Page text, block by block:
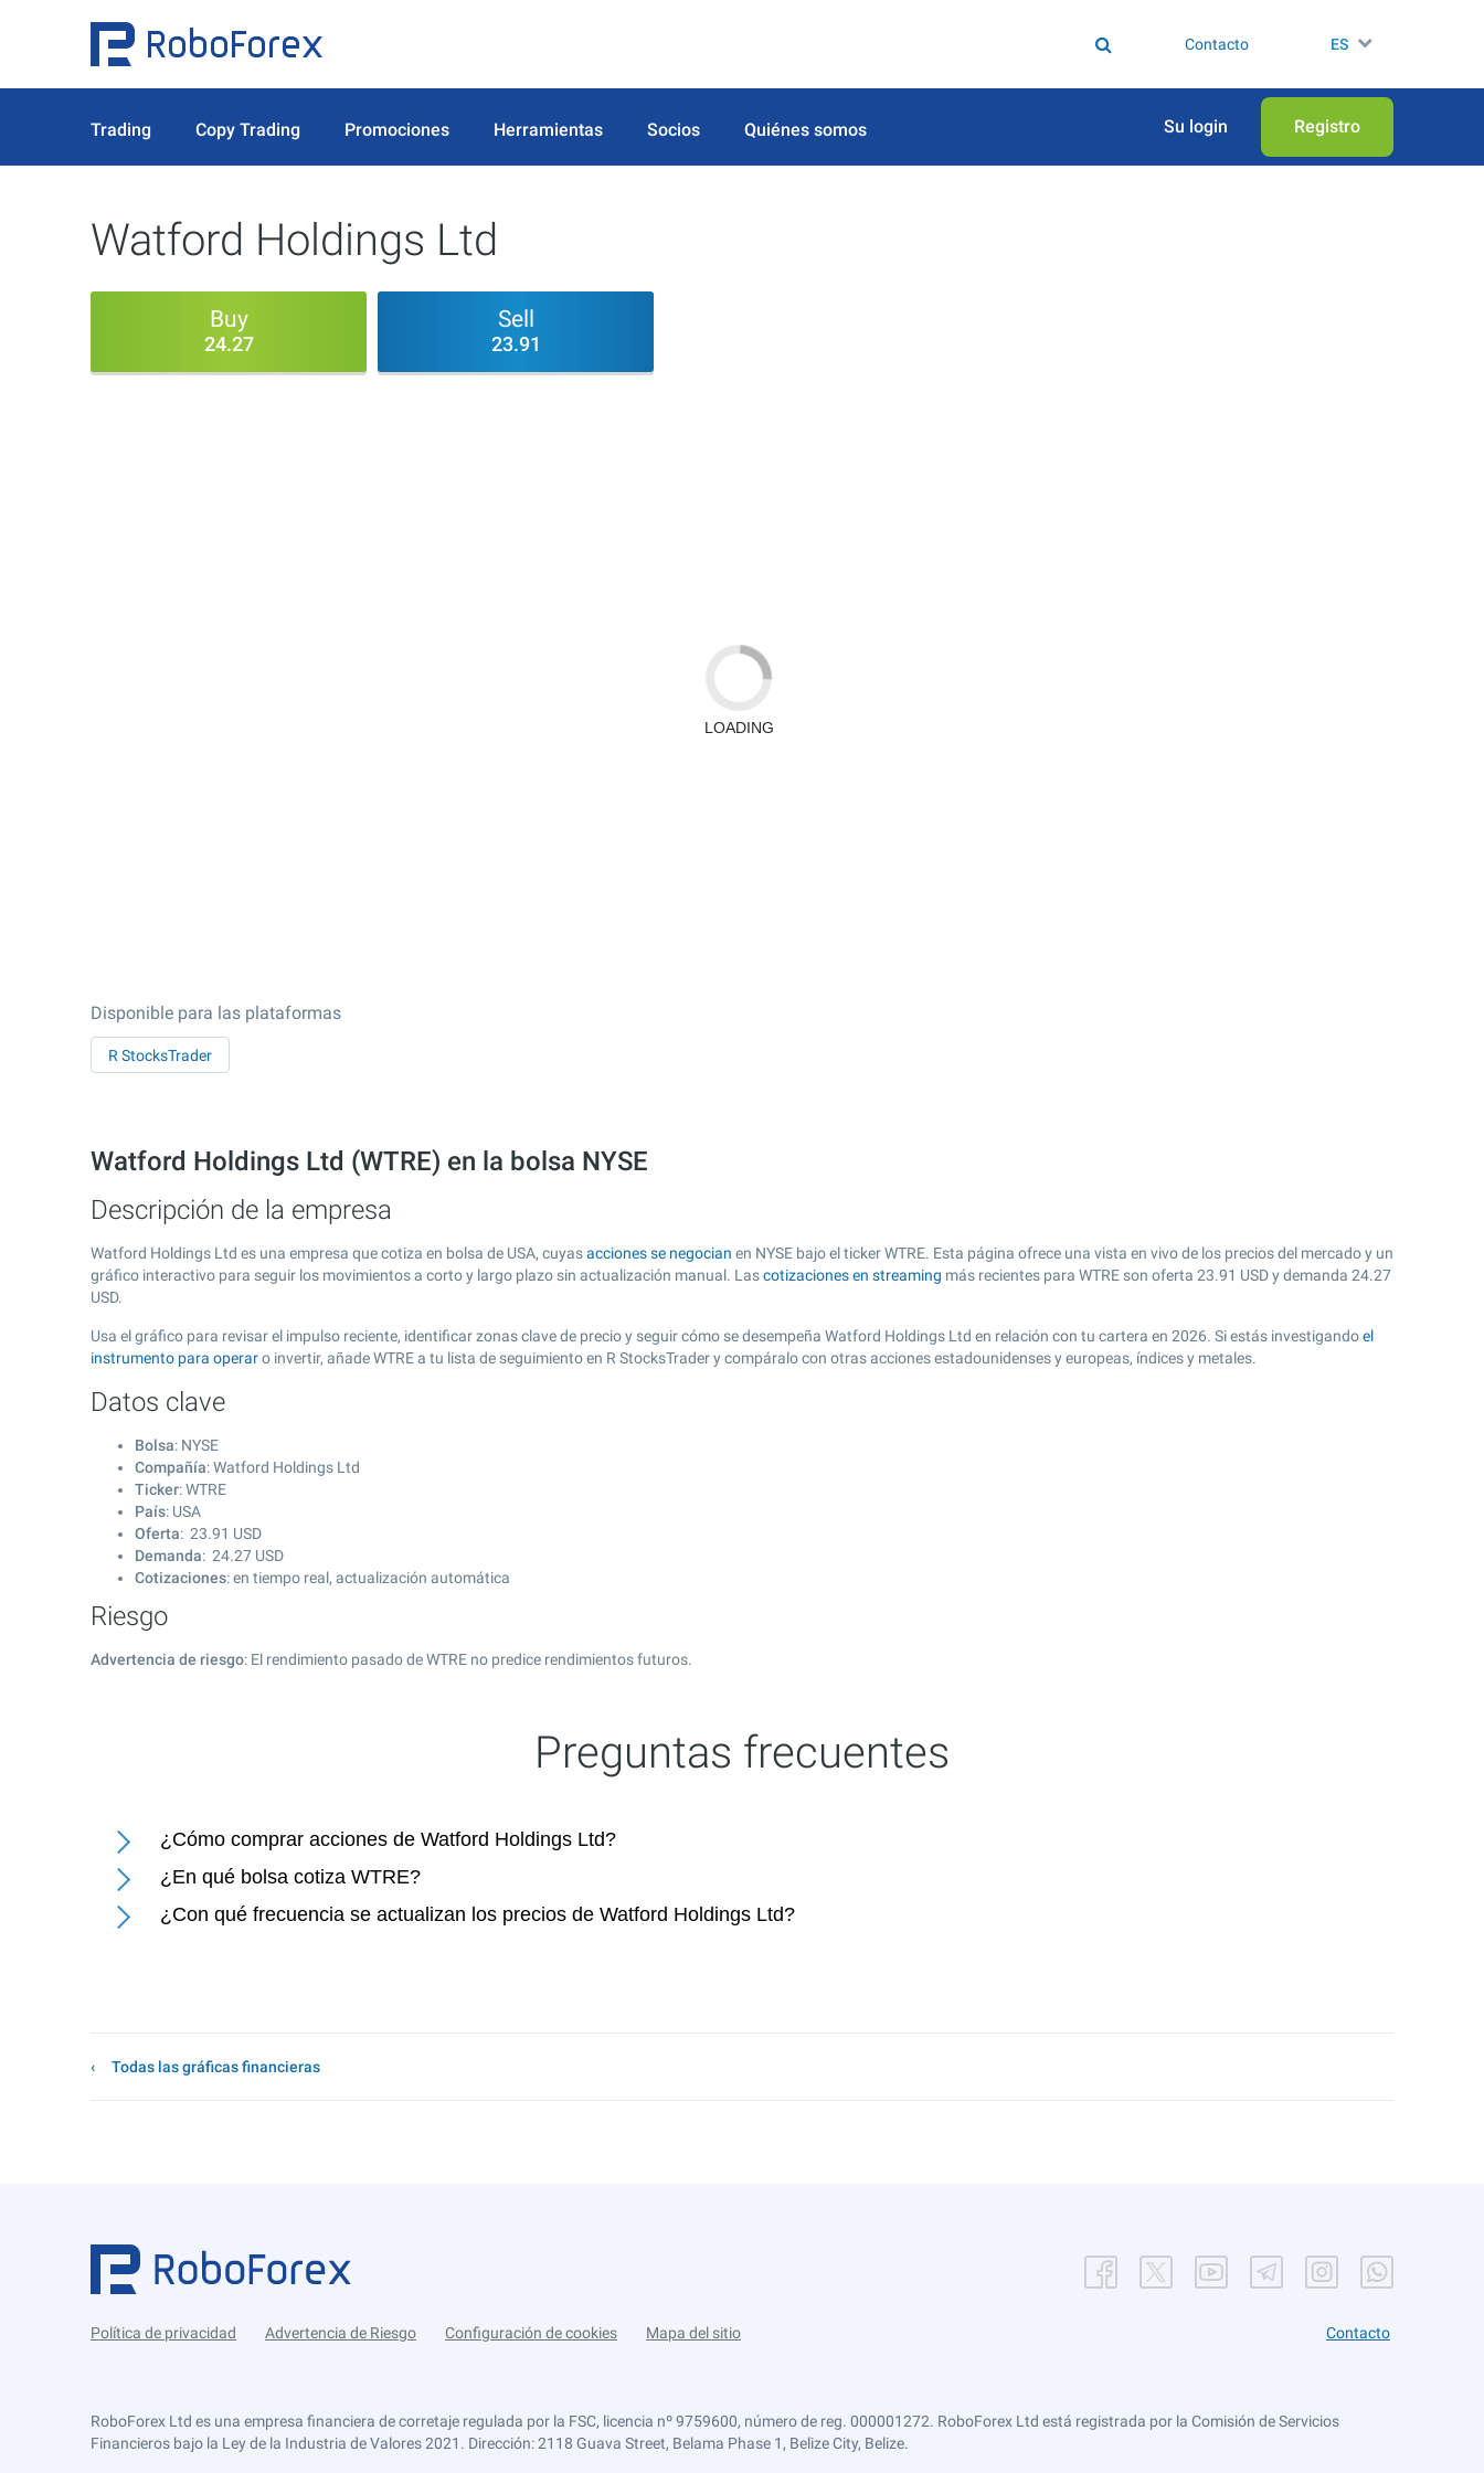
Contacto ES
Trading Copy Trading Promociones Herramientas Socios Quiénes somos Su login Registro
Watford Holdings Ltd
Buy
24.27
Sell
23.91
Disponible para las plataformas
R StocksTrader
Watford Holdings Ltd (WTRE) en la bolsa NYSE
Descripción de la empresa
Watford Holdings Ltd es una empresa que cotiza en bolsa de USA, cuyasacciones se negocian en NYSE bajo el ticker WTRE. Esta página ofrece una vista en vivo de los precios del mercado y un
gráfico interactivo para seguir los movimientos a corto y largo plazo sin actualización manual. Lascotizaciones en streaming más recientes para WTRE son oferta 23.91 USD y demanda 24.27
USD.
Usa el gráfico para revisar el impulso reciente, identificar zonas clave de precio y seguir cómo se desempeña Watford Holdings Ltd en relación con tu cartera en 2026. Si estás investigandoel
instrumento para operaro invertir, añade WTRE a tu lista de seguimiento en R StocksTrader y compáralo con otras acciones estadounidenses y europeas, índices y metales.
Datos clave
Bolsa: NYSE
Compañía: Watford Holdings Ltd
Ticker: WTRE
País: USA
Oferta: 23.91 USD
Demanda: 24.27 USD
Cotizaciones: en tiempo real, actualización automática
Riesgo
Advertencia de riesgo: El rendimiento pasado de WTRE no predice rendimientos futuros.
Preguntas frecuentes
¿Cómo comprar acciones de Watford Holdings Ltd?
¿En qué bolsa cotiza WTRE?
¿Con qué frecuencia se actualizan los precios de Watford Holdings Ltd?
Todas las gráficas financieras
Política de privacidad Advertencia de Riesgo Configuración de cookies Mapa del sitio Contacto
RoboForex Ltd es una empresa financiera de corretaje regulada por la FSC, licencia nº 9759600, número de reg. 000001272. RoboForex Ltd está registrada por la Comisión de Servicios
Financieros bajo la Ley de la Industria de Valores 2021. Dirección: 2118 Guava Street, Belama Phase 1, Belize City, Belize.